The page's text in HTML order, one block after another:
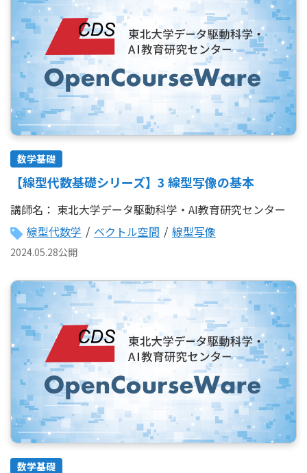
数学基礎
【線型代数基礎シリーズ】3 線型写像の基本
講師名： 東北大学データ駆動科学・AI教育研究センター
線型代数学 / ベクトル空間 / 線型写像
2024.05.28公開
数学基礎